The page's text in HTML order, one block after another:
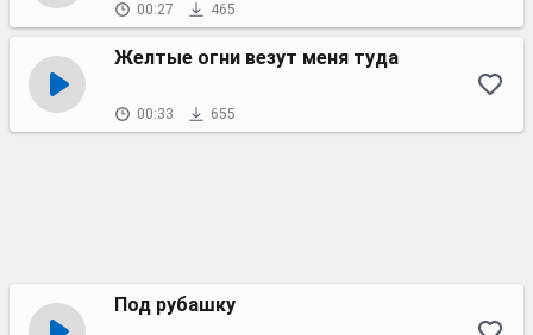
00:27 465
Желтые огни везут меня туда
00:33 655
Под рубашку